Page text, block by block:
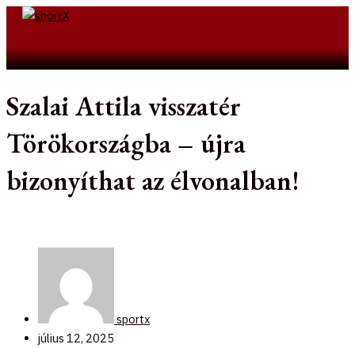
Skip
Szalai Attila visszatér
Törökországba – újra
bizonyíthat az élvonalban!
sportx
július 12, 2025